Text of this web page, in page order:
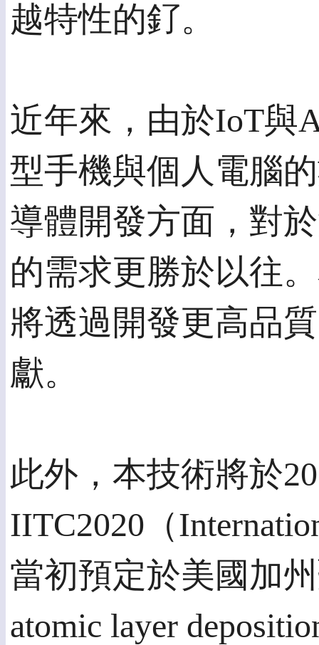
越特性的釕。
近年來，由於IoT與
型手機與個人電腦
導體開發方面，對
的需求更勝於以往
將透過開發更高品
獻。
此外，本技術將於
IITC2020（
當初預定於美國加
atomic layer